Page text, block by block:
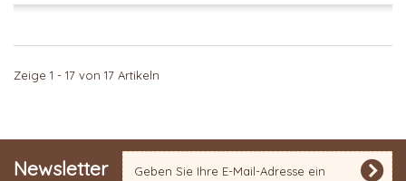
Zeige 1 - 17 von 17 Artikeln
Newsletter